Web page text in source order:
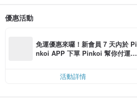
優惠活動
免運優惠來囉！新會員 7 天內於 Pi
nkoi APP 下單 Pinkoi 幫你付運
活動詳情